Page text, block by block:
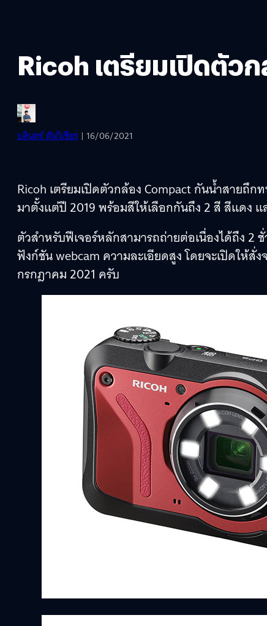
Ricoh เตรียมเปิดตัว
บดินทร์ ตันวิเชียร | 16/06/2021
Ricoh เตรียมเปิดตัวกล้อง Compact กันน้ำสายถึก
มาตั้งแต่ปี 2019 พร้อมสีให้เลือกกันถึง 2 สี สีแดง แ
ตัวสำหรับฟีเจอร์หลักสามารถถ่ายต่อเนื่องได้ถึง 2
ฟังก์ชัน webcam ความละเอียดสูง โดยจะเปิดให้สั่
กรกฎาคม 2021 ครับ